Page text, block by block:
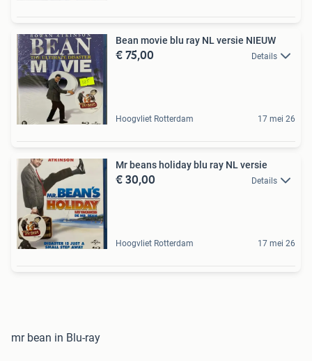
Bean movie blu ray NL versie NIEUW
€ 75,00 Details
Hoogvliet Rotterdam 17 mei 26
Mr beans holiday blu ray NL versie
€ 30,00 Details
Hoogvliet Rotterdam 17 mei 26
mr bean in Blu-ray